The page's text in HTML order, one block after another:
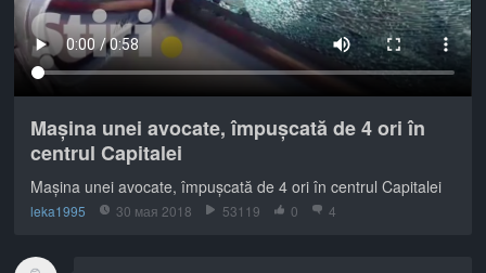
Mașina unei avocate, împușcată de 4 ori în
centrul Capitalei
Mașina unei avocate, împușcată de 4 ori în centrul Capitalei
leka1995 30 мая 2018 53119 0 4